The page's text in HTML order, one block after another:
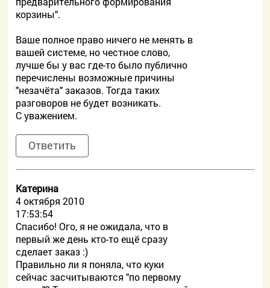
корзины".
Ваше полное право ничего не менять в
вашей системе, но честное слово,
лучше бы у вас где-то было публично
перечислены возможные причины
"незачёта" заказов. Тогда таких
разговоров не будет возникать.
С уважением.
Ответить
Катерина
4 октября 2010
17:53:54
Спасибо! Ого, я не ожидала, что в
первый же день кто-то ещё сразу
сделает заказ :)
Правильно ли я поняла, что куки
сейчас засчитываются "по первому